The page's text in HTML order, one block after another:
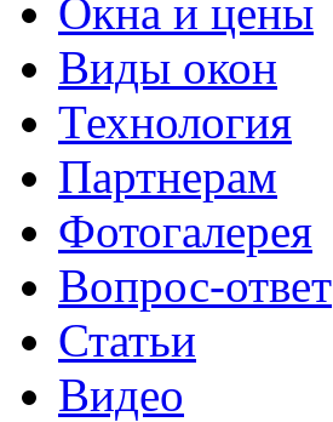
Окна и цены
Виды окон
Технология
Партнерам
Фотогалерея
Вопрос-ответ
Статьи
Видео